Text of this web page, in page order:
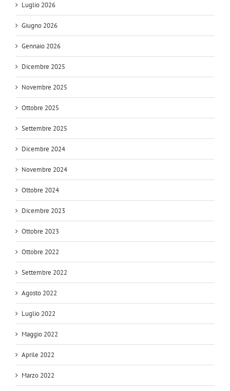
Luglio 2026
Giugno 2026
Gennaio 2026
Dicembre 2025
Novembre 2025
Ottobre 2025
Settembre 2025
Dicembre 2024
Novembre 2024
Ottobre 2024
Dicembre 2023
Ottobre 2023
Ottobre 2022
Settembre 2022
Agosto 2022
Luglio 2022
Maggio 2022
Aprile 2022
Marzo 2022